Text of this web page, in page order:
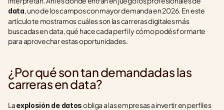
data, uno de los campos con mayor demanda en 2026. En este
artículo te mostramos cuáles son las carreras digitales más
buscadas en data, qué hace cada perfil y cómo podés formarte
para aprovechar estas oportunidades.
¿Por qué son tan demandadas las
carreras en data?
La explosión de datos obliga a las empresas a invertir en perfiles